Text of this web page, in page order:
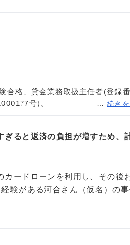
合格、貸金業務取扱主任者(登録番
号)。
インタビューなども多数実施し
報発信を心がけている。
… 続き
ぎると返済の負担が増すため、
ードローンを利用し、その後
験がある河合さん（仮名）の